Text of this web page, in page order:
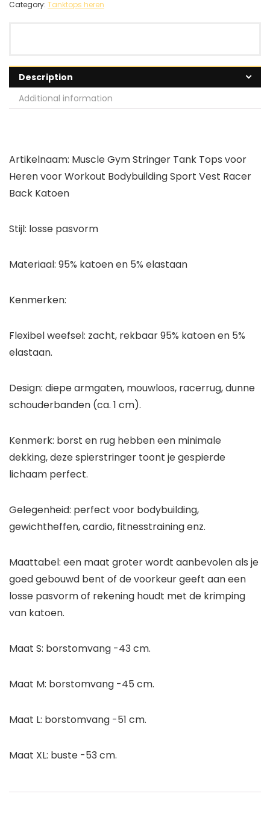
Category: Tanktops heren
Description
Additional information
Artikelnaam: Muscle Gym Stringer Tank Tops voor
Heren voor Workout Bodybuilding Sport Vest Racer
Back Katoen
Stijl: losse pasvorm
Materiaal: 95% katoen en 5% elastaan
Kenmerken:
Flexibel weefsel: zacht, rekbaar 95% katoen en 5%
elastaan.
Design: diepe armgaten, mouwloos, racerrug, dunne
schouderbanden (ca. 1 cm).
Kenmerk: borst en rug hebben een minimale
dekking, deze spierstringer toont je gespierde
lichaam perfect.
Gelegenheid: perfect voor bodybuilding,
gewichtheffen, cardio, fitnesstraining enz.
Maattabel: een maat groter wordt aanbevolen als je
goed gebouwd bent of de voorkeur geeft aan een
losse pasvorm of rekening houdt met de krimping
van katoen.
Maat S: borstomvang -43 cm.
Maat M: borstomvang -45 cm.
Maat L: borstomvang -51 cm.
Maat XL: buste -53 cm.